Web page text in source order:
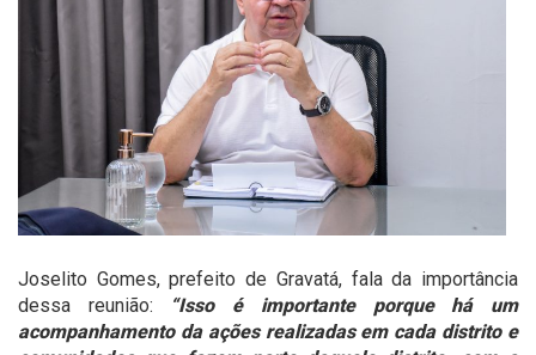
Joselito Gomes, prefeito de Gravatá, fala da importância
dessa reunião:
“Isso é importante porque há um
acompanhamento da ações realizadas em cada distrito e